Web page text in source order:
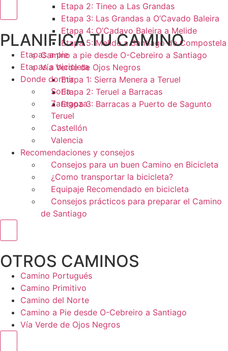
Etapa 2: Tineo a Las Grandas
Etapa 3: Las Grandas a O’Cavado Baleira
Etapa 4: O’Cadavo Baleira a Melide
Etapa 5: Melide a Santiago de Compostela
Camino a pie desde O-Cebreiro a Santiago
Vía Verde de Ojos Negros
Etapa 1: Sierra Menera a Teruel
Etapa 2: Teruel a Barracas
Etapa 3: Barracas a Puerto de Sagunto
Menú conmutador hamburguesa
PLANIFICA TU CAMINO
Etapas a pie
Etapas a bicicleta
Donde dormir
Soria
Zaragoza
Teruel
Castellón
Valencia
Recomendaciones y consejos
Consejos para un buen Camino en Bicicleta
¿Como transportar la bicicleta?
Equipaje Recomendado en bicicleta
Consejos prácticos para preparar el Camino
de Santiago
OTROS CAMINOS
Camino Portugués
Camino Primitivo
Camino del Norte
Camino a Pie desde O-Cebreiro a Santiago
Vía Verde de Ojos Negros